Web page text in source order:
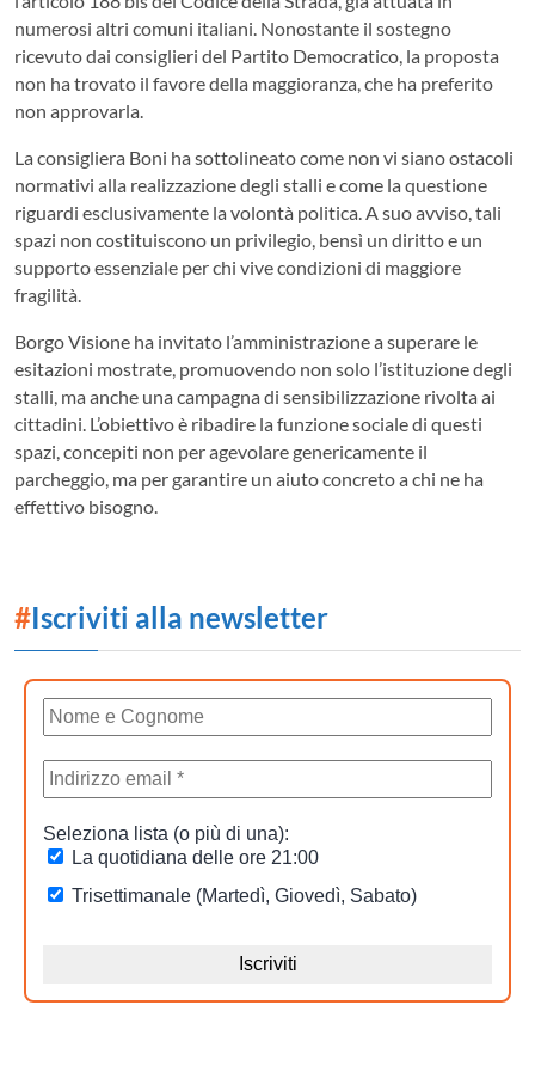
numerosi altri comuni italiani. Nonostante il sostegno
ricevuto dai consiglieri del Partito Democratico, la proposta
non ha trovato il favore della maggioranza, che ha preferito
non approvarla.
La consigliera Boni ha sottolineato come non vi siano ostacoli
normativi alla realizzazione degli stalli e come la questione
riguardi esclusivamente la volontà politica. A suo avviso, tali
spazi non costituiscono un privilegio, bensì un diritto e un
supporto essenziale per chi vive condizioni di maggiore
fragilità.
Borgo Visione ha invitato l’amministrazione a superare le
esitazioni mostrate, promuovendo non solo l’istituzione degli
stalli, ma anche una campagna di sensibilizzazione rivolta ai
cittadini. L’obiettivo è ribadire la funzione sociale di questi
spazi, concepiti non per agevolare genericamente il
parcheggio, ma per garantire un aiuto concreto a chi ne ha
effettivo bisogno.
#Iscriviti alla newsletter